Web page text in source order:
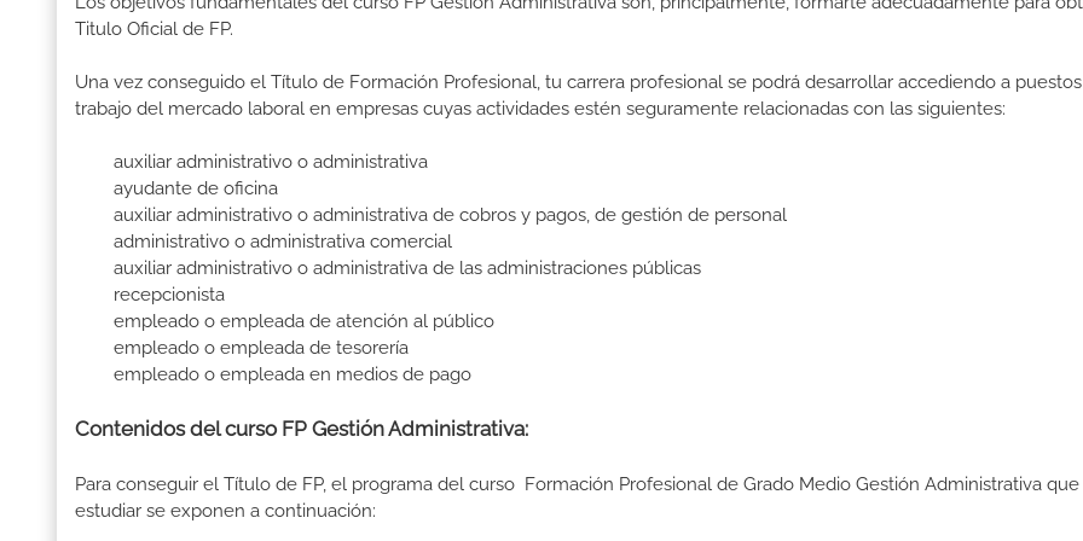
Titulo Oficial de FP.
Una vez conseguido el Título de Formación Profesional, tu carrera profesional se podrá desarrollar accediendo a
trabajo del mercado laboral en empresas cuyas actividades estén seguramente relacionadas con las siguientes:
auxiliar administrativo o administrativa
ayudante de oficina
auxiliar administrativo o administrativa de cobros y pagos, de gestión de personal
administrativo o administrativa comercial
auxiliar administrativo o administrativa de las administraciones públicas
recepcionista
empleado o empleada de atención al público
empleado o empleada de tesorería
empleado o empleada en medios de pago
Contenidos del curso FP Gestión Administrativa:
Para conseguir el Título de FP, el programa del curso Formación Profesional de Grado Medio Gestión Administrativa que
estudiar se exponen a continuación: